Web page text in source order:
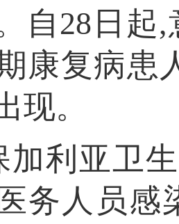
自28日
康复病患
现。
加利亚卫
务人员感